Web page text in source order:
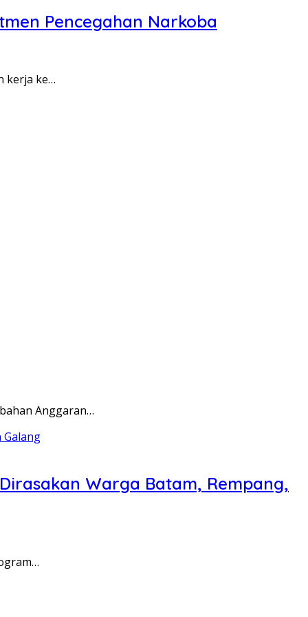
Pencegahan Narkoba
kerja ke…
Anggaran…
Warga Batam, Rempang,